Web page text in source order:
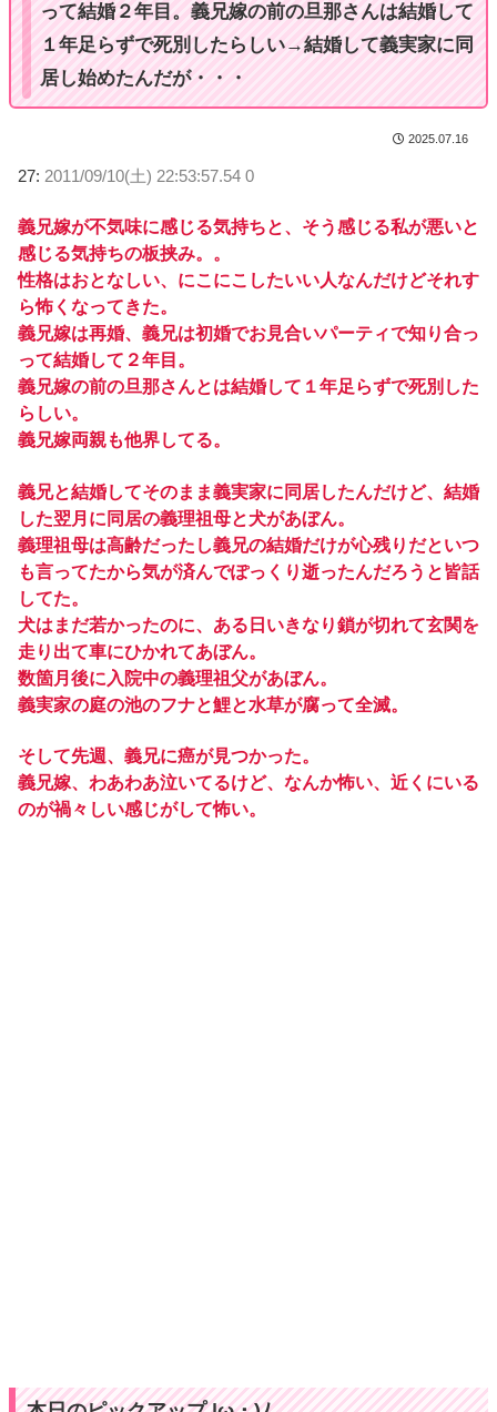
って結婚２年目。義兄嫁の前の旦那さんは結婚して
１年足らずで死別したらしい→結婚して義実家に同
居し始めたんだが・・・
2025.07.16
27: 2011/09/10(土) 22:53:57.54 0
義兄嫁が不気味に感じる気持ちと、そう感じる私が悪いと
感じる気持ちの板挟み。。
性格はおとなしい、にこにこしたいい人なんだけどそれす
ら怖くなってきた。
義兄嫁は再婚、義兄は初婚でお見合いパーティで知り合っ
って結婚して２年目。
義兄嫁の前の旦那さんとは結婚して１年足らずで死別した
らしい。
義兄嫁両親も他界してる。
義兄と結婚してそのまま義実家に同居したんだけど、結婚
した翌月に同居の義理祖母と犬があぼん。
義理祖母は高齢だったし義兄の結婚だけが心残りだといつ
も言ってたから気が済んでぽっくり逝ったんだろうと皆話
してた。
犬はまだ若かったのに、ある日いきなり鎖が切れて玄関を
走り出て車にひかれてあぼん。
数箇月後に入院中の義理祖父があぼん。
義実家の庭の池のフナと鯉と水草が腐って全滅。
そして先週、義兄に癌が見つかった。
義兄嫁、わあわあ泣いてるけど、なんか怖い、近くにいる
のが禍々しい感じがして怖い。